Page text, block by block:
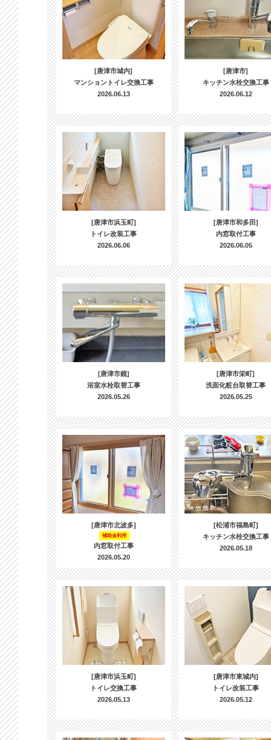
[唐津市城内]
マンショントイレ交換工事
2026.06.13
[唐津市]
キッチン水栓交換工事
2026.06.12
[唐津市浜玉町]
トイレ改装工事
2026.06.06
[唐津市和多田]
内窓取付工事
2026.06.05
[唐津市鏡]
浴室水栓取替工事
2026.05.26
[唐津市栄町]
洗面化粧台取替工事
2026.05.25
[唐津市北波多]
補助金利用
内窓取付工事
2026.05.20
[松浦市福島町]
キッチン水栓交換工事
2026.05.18
[唐津市浜玉町]
トイレ交換工事
2026.05.13
[唐津市東城内]
トイレ改装工事
2026.05.12